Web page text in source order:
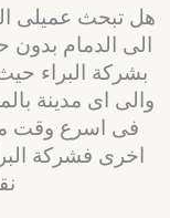
هل تبحث عميلى
الى الدمام
بشركة البراء
والى اى مدينة
فى اسرع وقت
اخرى فشركة